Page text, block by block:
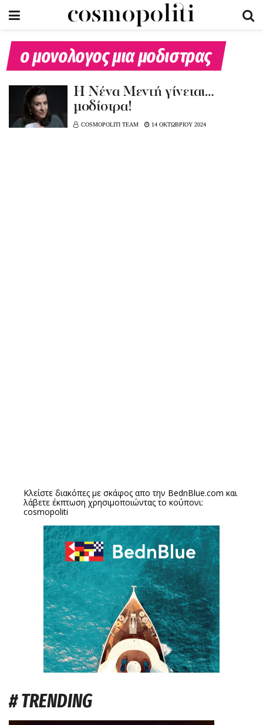
ο μονολογος μια μοδιστρας
H Nένα Μεντή γίνεται…
μοδίστρα!
COSMOPOLITI TEAM 14 ΟΚΤΩΒΡΙΟΥ 2024
Κλείστε διακόπες με σκάφος απο την BednBlue.com και
λάβετε έκπτωση χρησιμοποιώντας το κούπονι:
cosmopoliti
# TRENDING